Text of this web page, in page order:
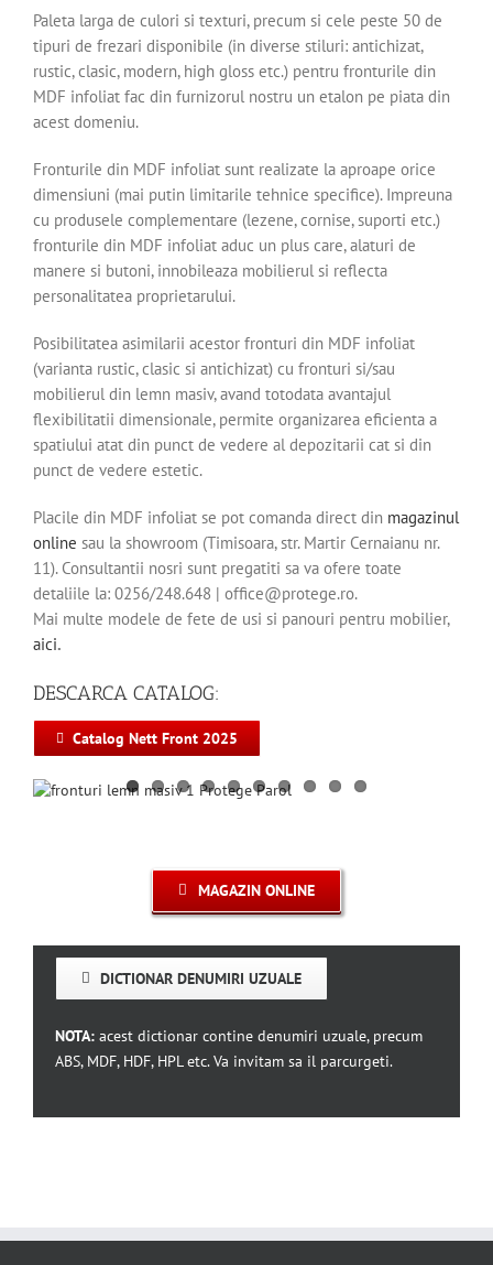
Paleta larga de culori si texturi, precum si cele peste 50 de
tipuri de frezari disponibile (in diverse stiluri: antichizat,
rustic, clasic, modern, high gloss etc.) pentru fronturile din
MDF infoliat fac din furnizorul nostru un etalon pe piata din
acest domeniu.
Fronturile din MDF infoliat sunt realizate la aproape orice
dimensiuni (mai putin limitarile tehnice specifice). Impreuna
cu produsele complementare (lezene, cornise, suporti etc.)
fronturile din MDF infoliat aduc un plus care, alaturi de
manere si butoni, innobileaza mobilierul si reflecta
personalitatea proprietarului.
Posibilitatea asimilarii acestor fronturi din MDF infoliat
(varianta rustic, clasic si antichizat) cu fronturi si/sau
mobilierul din lemn masiv, avand totodata avantajul
flexibilitatii dimensionale, permite organizarea eficienta a
spatiului atat din punct de vedere al depozitarii cat si din
punct de vedere estetic.
Placile din MDF infoliat se pot comanda direct din magazinul
online sau la showroom (Timisoara, str. Martir Cernaianu nr.
11). Consultantii nosri sunt pregatiti sa va ofere toate
detaliile la: 0256/248.648 | office@protege.ro.
Mai multe modele de fete de usi si panouri pentru mobilier,
aici.
DESCARCA CATALOG:
Catalog Nett Front 2025
MAGAZIN ONLINE
DICTIONAR DENUMIRI UZUALE
NOTA: acest dictionar contine denumiri uzuale, precum
ABS, MDF, HDF, HPL etc. Va invitam sa il parcurgeti.